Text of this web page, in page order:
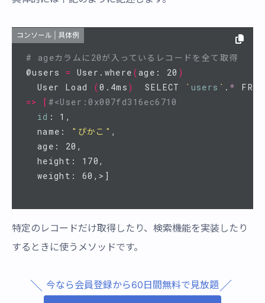
コンソール | 具体例
# ageカラムに20が入っているレコードを全て取得
@users = User.where (age: 20 )
  User Load
(0.4ms )
  SELECT
` users ` . *
=>
[ #<User:0x007fd316ec6710
id : 1,
  name:
"ぴかこ" ,
  age: 20,
  height: 170,
特定のレコードだけ取得したり、検索機能を実装したり
するときに使うメソッドです。
今なら会員登録から60日間無料で見放題